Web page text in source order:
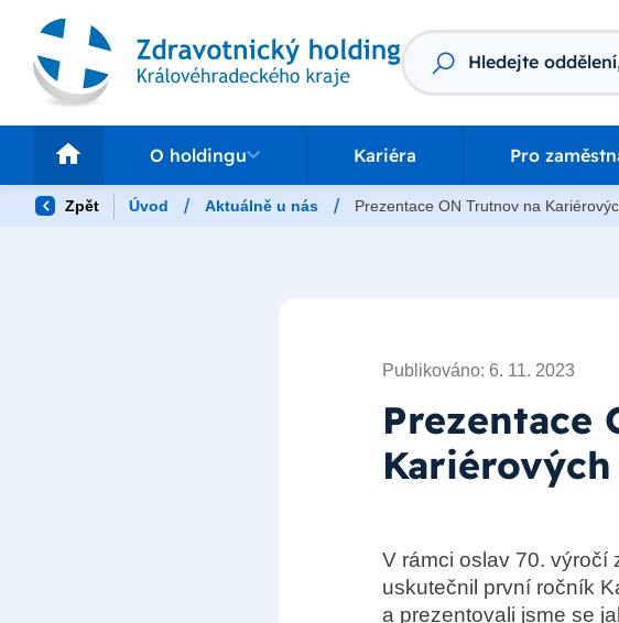
Vyhledávání
O holdingu Kariéra Pro
Zpět Úvod / Aktuálně u nás / Prezentace ON Trutnov na
Publikováno: 6. 11. 2023
Prezentace
V rámci oslav 70. výročí
uskutečnil první ročník
a prezentovali jsme se